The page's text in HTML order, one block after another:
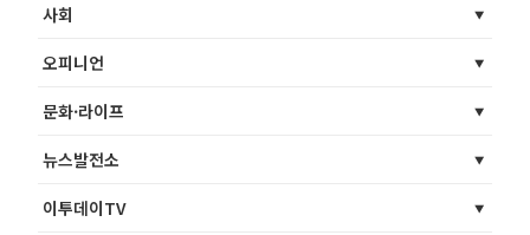
사회
오피니언
문화·라이프
뉴스발전소
이투데이TV